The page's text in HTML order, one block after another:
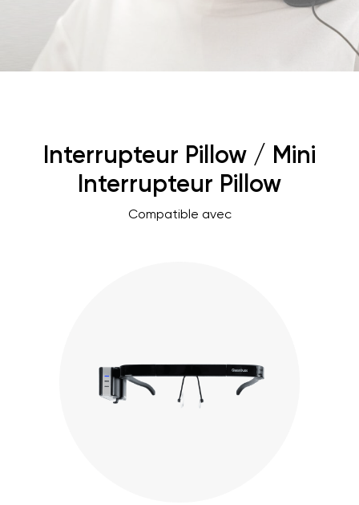
Interrupteur Pillow / Mini
Interrupteur Pillow
Compatible avec